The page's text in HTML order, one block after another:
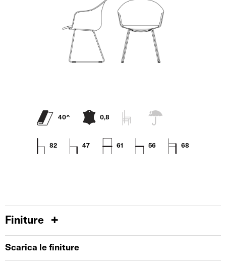
40^ 0,8
82 47 61 56 68
Finiture
Scarica le finiture